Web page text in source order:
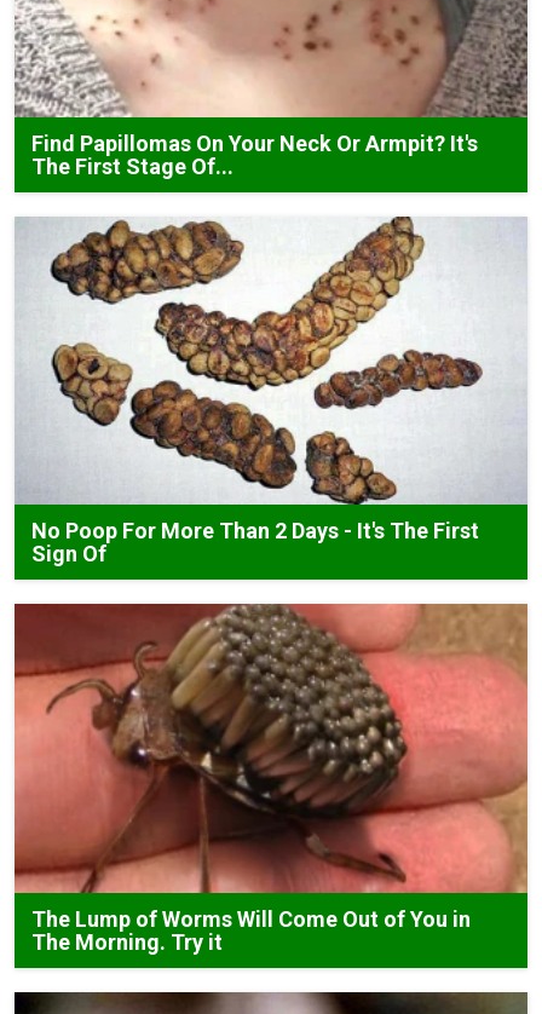
Find Papillomas On Your Neck Or Armpit? It's
The First Stage Of...
No Poop For More Than 2 Days - It's The First
Sign Of
The Lump of Worms Will Come Out of You in
The Morning. Try it